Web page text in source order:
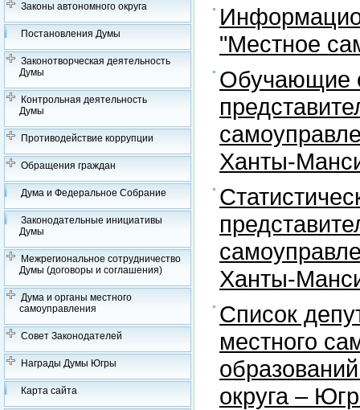
Законы автономного округа
Постановления Думы
Законотворческая деятельность
Думы
Контрольная деятельность
Думы
Противодействие коррупции
Обращения граждан
Дума и Федеральное Собрание
Законодательные инициативы
Думы
Межрегиональное сотрудничество
Думы (договоры и соглашения)
Дума и органы местного
самоуправления
Совет Законодателей
Награды Думы Югры
Карта сайта
"Местное
Обучающие
Ханты-
Ханты-
Список
местного
округа –